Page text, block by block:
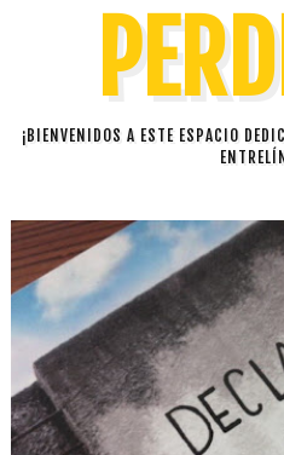
¡BIENVENIDOS A ESTE ESPACIO